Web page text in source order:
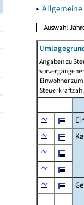
▸
Angaben zu
Einwohner